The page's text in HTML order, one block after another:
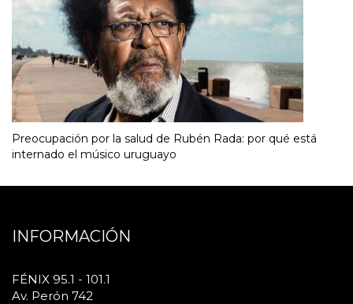
Preocupación por la salud de Rubén Rada: por qué está
internado el músico uruguayo
INFORMACIÓN
FÉNIX 95.1 - 101.1
Av. Perón 742